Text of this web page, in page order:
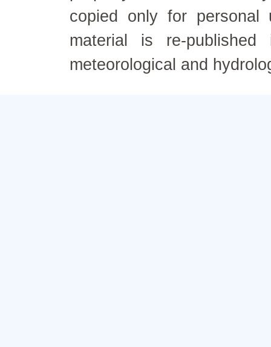
copied only for personal
material is re-
meteorological and